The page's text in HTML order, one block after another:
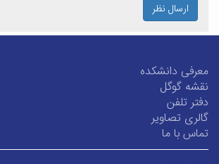
ارسال نظر
معرفی دانشکده
نقشه گوگل
دفتر تلفن
گالری تصاویر
تماس با ما